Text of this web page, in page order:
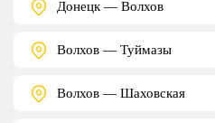
Донецк — Волхов
Волхов — Туймазы
Волхов — Шаховская